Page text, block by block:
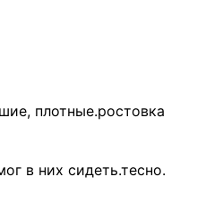
плотные.ростовка
в них сидеть.тесно.